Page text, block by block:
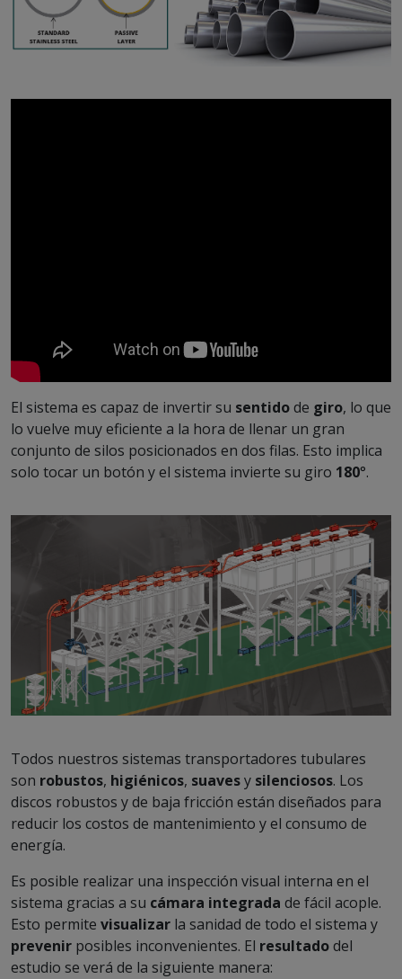
El sistema es capaz de invertir su sentidode giro, lo que
lo vuelve muy eficiente a la hora de llenar un gran
conjunto de silos posicionados en dos filas. Esto implica
solo tocar un botón y el sistema invierte su giro 180°.
Todos nuestros sistemas transportadores tubulares
son robustos, higiénicos, suavesy silenciosos. Los
discos robustos y de baja fricción están diseñados para
reducir los costos de mantenimiento y el consumo de
energía.
Es posible realizar una inspección visual interna en el
sistema gracias a su cámara integrada de fácil acople.
Esto permite visualizar la sanidad de todo el sistema y
prevenir posibles inconvenientes. El resultadodel
estudio se verá de la siguiente manera: